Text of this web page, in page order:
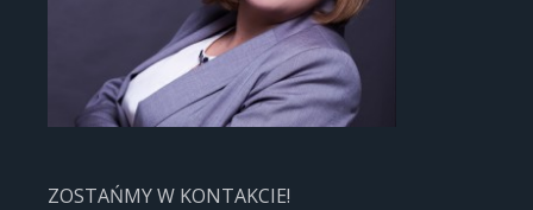
ZOSTAŃMY W KONTAKCIE!